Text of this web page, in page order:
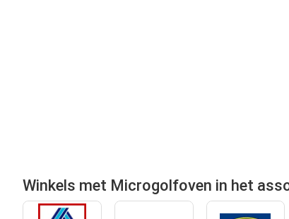
Winkels met Microgolfoven in het